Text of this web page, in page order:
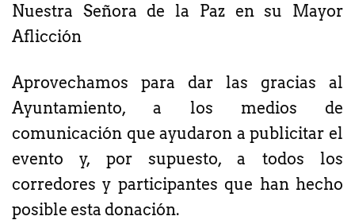
Nuestra Señora de la Paz en su Mayor
Aflicción
Aprovechamos para dar las gracias al
Ayuntamiento, a los medios de
comunicación que ayudaron a publicitar el
evento y, por supuesto, a todos los
corredores y participantes que han hecho
posible esta donación.